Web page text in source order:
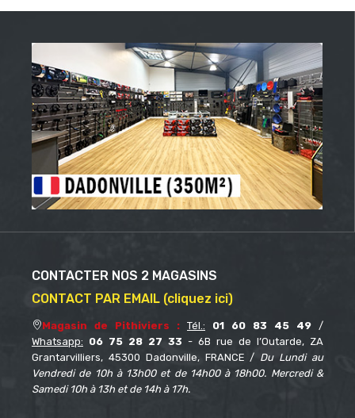
CONTACTER NOS 2 MAGASINS
CONTACT PAR EMAIL (cliquez ici)
Magasin de Pithiviers : Tél.: 01 60 83 45 49 /
Whatsapp: 06 75 28 27 33 - 6B rue de l’Outarde, ZA
Grantarvilliers, 45300 Dadonville, FRANCE / Du Lundi au
Vendredi de 10h à 13h00 et de 14h00 à 18h00. Mercredi &
Samedi 10h à 13h et de 14h à 17h.